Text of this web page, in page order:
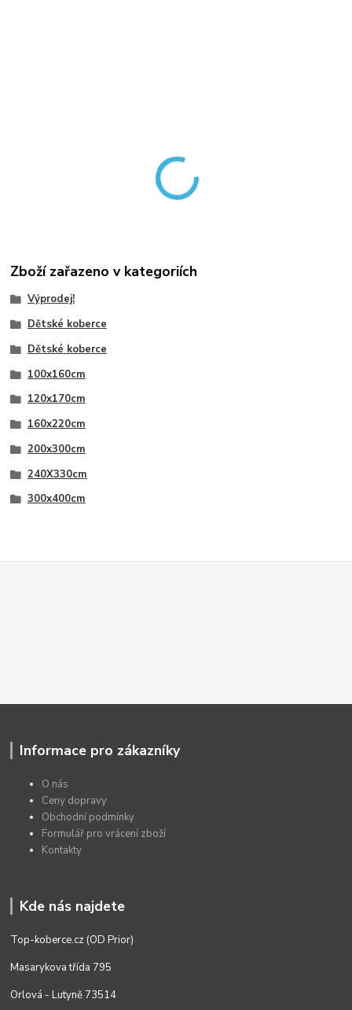
Zboží zařazeno v kategoriích
Výprodej!
Dětské koberce
Dětské koberce
100x160cm
120x170cm
160x220cm
200x300cm
240X330cm
300x400cm
Informace pro zákazníky
O nás
Ceny dopravy
Obchodní podmínky
Formulář pro vrácení zboží
Kontakty
Kde nás najdete
Top-koberce.cz (OD Prior)
Masarykova třída 795
Orlová - Lutyně 73514